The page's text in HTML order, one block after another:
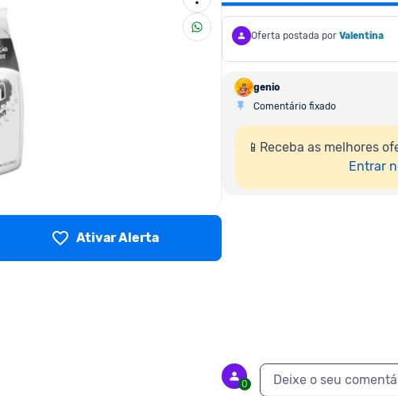
Ativar Alerta
Oferta postada por Valentina
genio
Comentário fixado
📱Receba as melhores
Entrar
0 Deixe o seu